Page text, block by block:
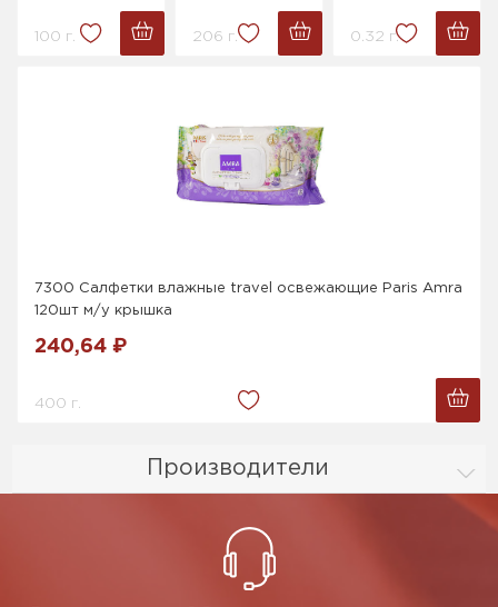
Производители
100 г. 206 г. 0.32 г.
7300 Салфетки влажные travel освежающие Paris Amra
120шт м/у крышка
240,64 ₽
400 г.